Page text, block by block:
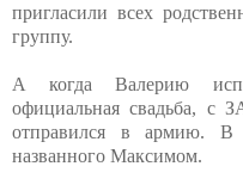
пригласили всех
группу.
А когда Валерию
официальная свадьба, с
отправился в армию. В
названного Максимом.